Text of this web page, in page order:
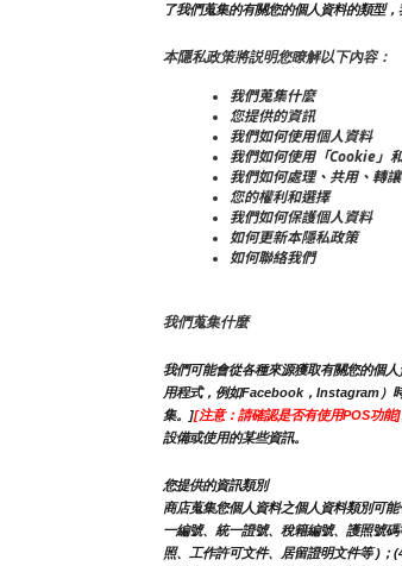
了我們蒐集的有關您的個人資料的類型
本隱私政策將説明您瞭解以下內容：
我們蒐集什麼
您提供的資訊
我們如何使用個人資料
我們如何使用「Cookie」
我們如何處理、共用、轉
您的權利和選擇
我們如何保護個人資料
如何更新本隱私政策
如何聯絡我們
我們蒐集什麼
我們可能會從各種來源獲取有關您的個
用程式，例如Facebook，Instagram）
集。][注意：請確認是否有使用POS功能]
設備或使用的某些資訊。
您提供的資訊類別
商店蒐集您個人資料之個人資料類別可
一編號、統一證號、稅籍編號、護照號
照、工作許可文件、居留證明文件等 )；